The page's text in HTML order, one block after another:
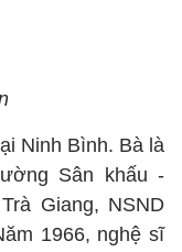
Ninh Bình. Bà là
Sân khấu -
Giang, NSND
1966, nghệ sĩ